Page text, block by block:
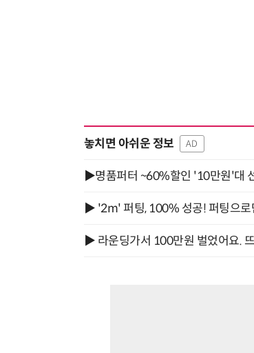
놓치면 아쉬운 정보 AD
▶명품퍼터 ~60%할인 '10만원'대
▶ '2m' 퍼팅, 100% 성공! 퍼팅으로
▶ 라운딩가서 100만원 벌었어요.